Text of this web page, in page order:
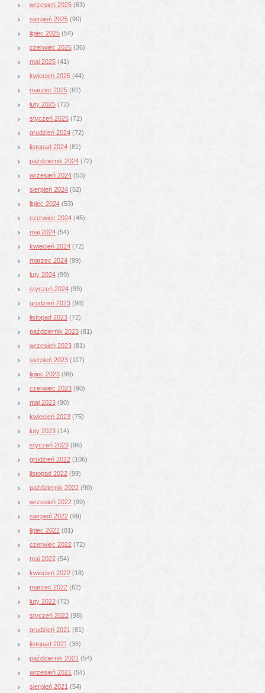
wrzesień 2025 (63)
sierpień 2025 (90)
lipiec 2025 (54)
czerwiec 2025 (36)
maj 2025 (41)
kwiecień 2025 (44)
marzec 2025 (81)
luty 2025 (72)
styczeń 2025 (72)
grudzień 2024 (72)
listopad 2024 (81)
październik 2024 (72)
wrzesień 2024 (53)
sierpień 2024 (52)
lipiec 2024 (53)
czerwiec 2024 (45)
maj 2024 (54)
kwiecień 2024 (72)
marzec 2024 (99)
luty 2024 (99)
styczeń 2024 (99)
grudzień 2023 (98)
listopad 2023 (72)
październik 2023 (81)
wrzesień 2023 (81)
sierpień 2023 (117)
lipiec 2023 (99)
czerwiec 2023 (90)
maj 2023 (90)
kwiecień 2023 (75)
luty 2023 (14)
styczeń 2023 (96)
grudzień 2022 (106)
listopad 2022 (99)
październik 2022 (90)
wrzesień 2022 (99)
sierpień 2022 (99)
lipiec 2022 (81)
czerwiec 2022 (72)
maj 2022 (54)
kwiecień 2022 (18)
marzec 2022 (62)
luty 2022 (72)
styczeń 2022 (98)
grudzień 2021 (81)
listopad 2021 (36)
październik 2021 (54)
wrzesień 2021 (54)
sierpień 2021 (54)